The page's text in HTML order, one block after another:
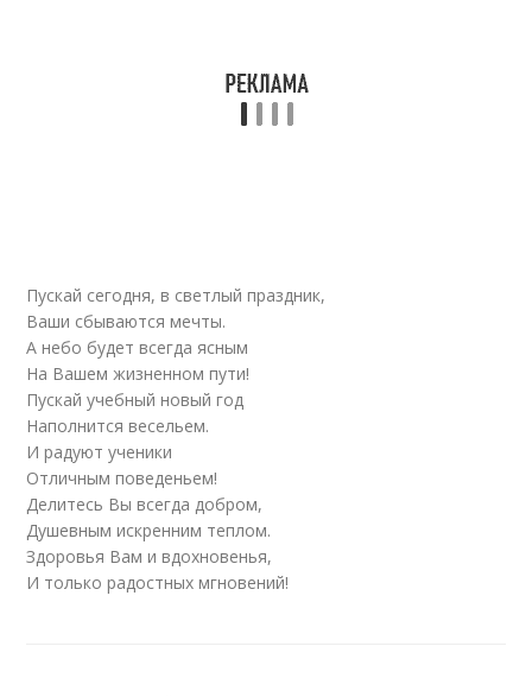
Пускай сегодня, в светлый праздник,
Ваши сбываются мечты.
А небо будет всегда ясным
На Вашем жизненном пути!
Пускай учебный новый год
Наполнится весельем.
И радуют ученики
Отличным поведеньем!
Делитесь Вы всегда добром,
Душевным искренним теплом.
Здоровья Вам и вдохновенья,
И только радостных мгновений!